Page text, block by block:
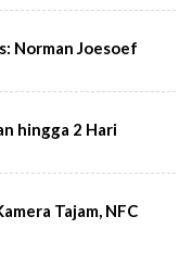
Norman Joesoef
hingga 2 Hari
Tajam, NFC